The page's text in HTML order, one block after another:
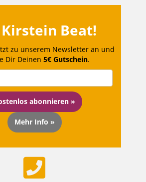
Beat!
zu unserem Newsletter an und
Dir Deinen 5€ Gutschein.
abonnieren »
Mehr Info »